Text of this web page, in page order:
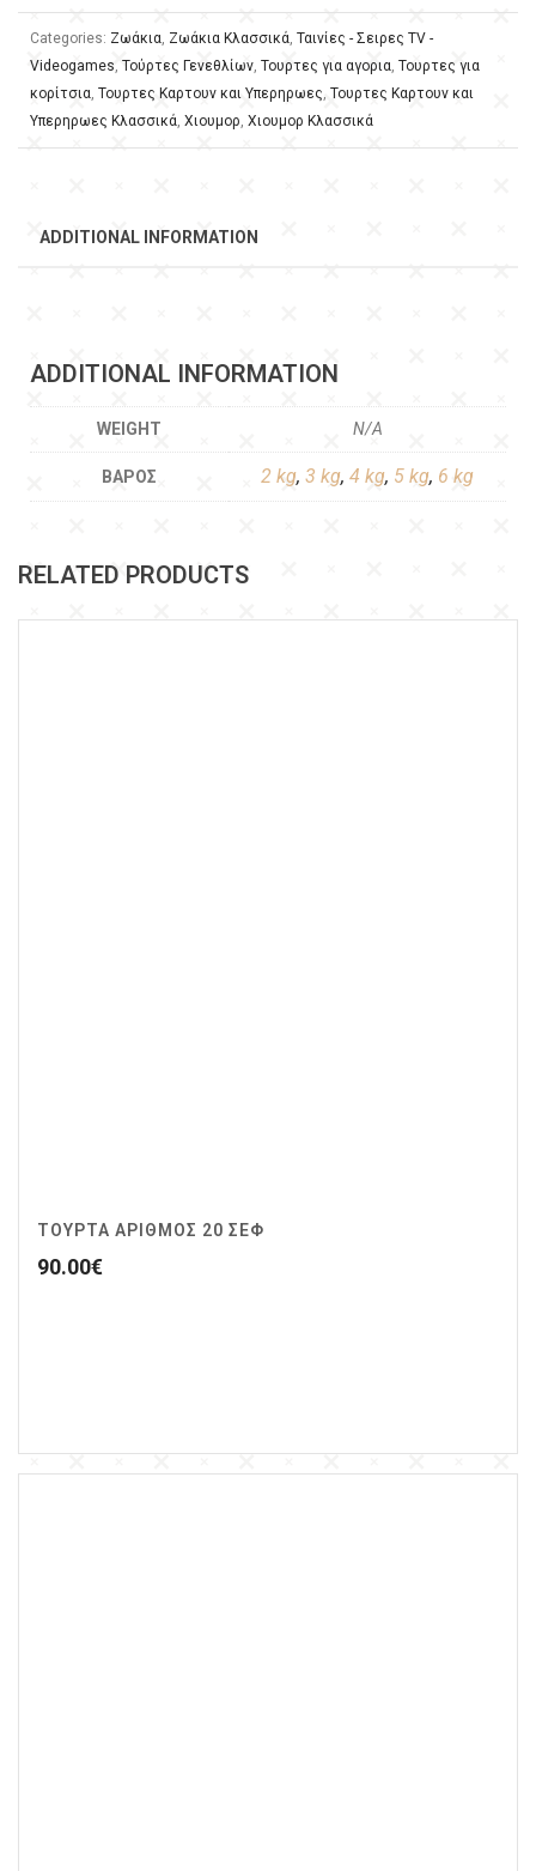
Categories: Ζωάκια, Ζωάκια Κλασσικά, Ταινίες - Σειρες TV -
Videogames, Τούρτες Γενεθλίων, Τουρτες για αγορια, Τουρτες για
κορίτσια, Τουρτες Καρτουν και Υπερηρωες, Τουρτες Καρτουν και
Υπερηρωες Κλασσικά, Χιουμορ, Χιουμορ Κλασσικά
ADDITIONAL INFORMATION
ADDITIONAL INFORMATION
WEIGHT N/A
ΒΆΡΟΣ 2 kg, 3 kg, 4 kg, 5 kg, 6 kg
RELATED PRODUCTS
ΤΟΥΡΤΑ ΑΡΙΘΜΟΣ 20 ΣΕΦ
90.00€